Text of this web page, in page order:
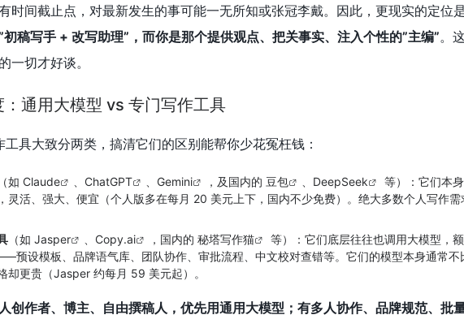
时间截止点，对最新发生的事可能一无所知或张冠李戴。因此，更现实的定位是
初稿写手 + 改写助理”，而你是那个提供观点、把关事实、注入个性的”主编”。
一切才好谈。
通用大模型 vs 专门写作工具
具大致分两类，搞清它们的区别能帮你少花冤枉钱：
（如 Claude ChatGPT Gemini ，及国内的 豆包 DeepSeek
等）：它们本
灵活、强大、便宜（个人版多在每月 20 美元上下，国内不少免费）。绝大多数个人写作需
（如 Jasper Copy.ai ，国内的 秘塔写作猫
等）：它们底层往往也调用大模型，
预设模板、品牌语气库、团队协作、审批流程、中文校对查错等。它们的模型本身通常不
却更贵（Jasper 约每月 59 美元起）。
创作者、博主、自由撰稿人，优先用通用大模型；有多人协作、品牌规范、批